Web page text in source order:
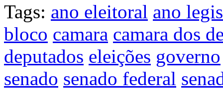
Tags: ano eleitoral ano
bloco camara camara dos
deputados eleições governo
senado senado federal